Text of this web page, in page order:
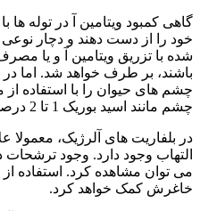
گاهی کمبود ویتامین آ در توله
خود را از دست دهند و دچار
شده با تزریق ویتامین آ و یا
باشند، بر طرف خواهد شد. اما
چشم های حیوان را با استفاده
چشم مانند اسید بوریک 1 تا 2 درصد شست و شو داد.
در بلفاریت های آلرژیک، معمولا
التهاب وجود دارد. وجود
می توان مشاهده کرد. استفاده
خاغرش کمک خواهد کرد.